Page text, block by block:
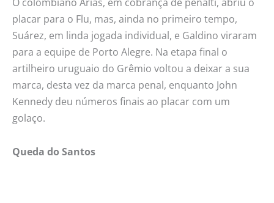
placar para o Flu, mas, ainda no primeiro tempo,
Suárez, em linda jogada individual, e Galdino viraram
para a equipe de Porto Alegre. Na etapa final o
artilheiro uruguaio do Grêmio voltou a deixar a sua
marca, desta vez da marca penal, enquanto John
Kennedy deu números finais ao placar com um
golaço.
Queda do Santos